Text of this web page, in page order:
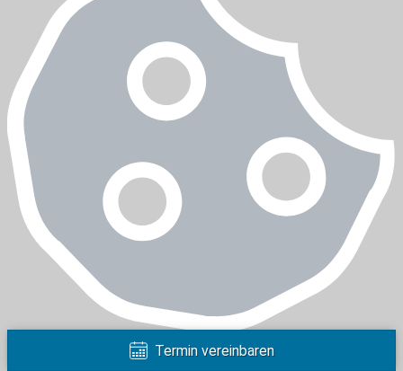
Cookie-Einstellungen
Hier finden Sie eine Übersicht über alle verwendeten Cookies und
Termin vereinbaren